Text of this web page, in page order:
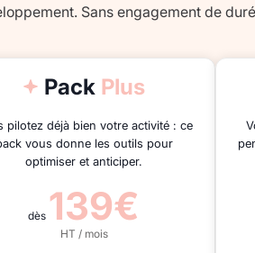
Sans engagement de
Pack Plus
pilotez déjà bien votre activité : ce
vous donne les outils pour
optimiser et anticiper.
dès 139€
HT / mois